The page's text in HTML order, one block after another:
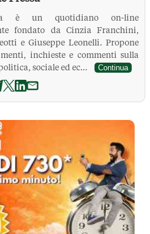
è un quotidiano on-line
fondato da Cinzia Franchini,
e Giuseppe Leonelli. Propone
inchieste e commenti sulla
sociale ed ec...
Continua